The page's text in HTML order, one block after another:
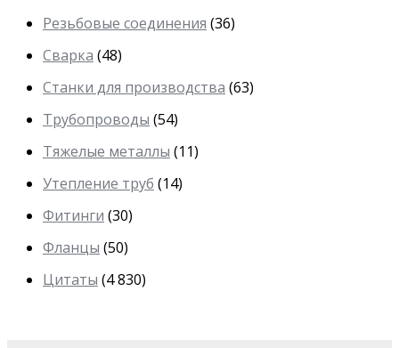
Резьбовые соединения (36)
Сварка (48)
Станки для производства (63)
Трубопроводы (54)
Тяжелые металлы (11)
Утепление труб (14)
Фитинги (30)
Фланцы (50)
Цитаты (4 830)